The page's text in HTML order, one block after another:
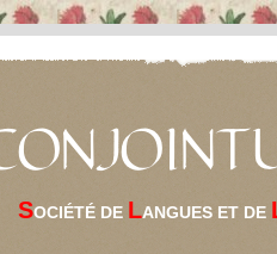
SOCIÉTÉ DE LANGUES ET DE